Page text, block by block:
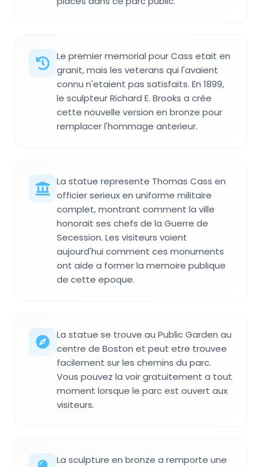
Le premier memorial pour Cass etait en
granit, mais les veterans qui l'avaient
connu n'etaient pas satisfaits. En 1899,
le sculpteur Richard E. Brooks a crée
cette nouvelle version en bronze pour
remplacer l'hommage anterieur.
La statue represente Thomas Cass en
officier serieux en uniforme militaire
complet, montrant comment la ville
honorait ses chefs de la Guerre de
Secession. Les visiteurs voient
aujourd'hui comment ces monuments
ont aide a former la memoire publique
de cette epoque.
La statue se trouve au Public Garden au
centre de Boston et peut etre trouvee
facilement sur les chemins du parc.
Vous pouvez la voir gratuitement a tout
moment lorsque le parc est ouvert aux
visiteurs.
La sculpture en bronze a remporte une